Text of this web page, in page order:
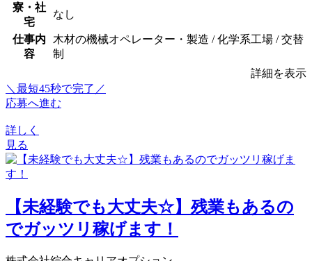
寮・社
宅
なし
仕事内
容
木材の機械オペレーター・製造 / 化学系工場 / 交替
制
詳細を表示
＼最短45秒で完了／
応募へ進む
詳しく
見る
【未経験でも大丈夫☆】残業もあるの
でガッツリ稼げます！